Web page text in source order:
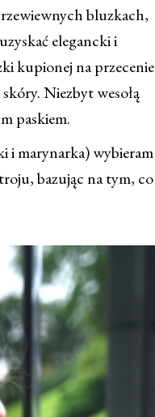
bluzkach,
elegancki i
kupionej na przecenie
Niezbyt wesołą
paskiem.
i marynarka) wybieram
bazując na tym, co